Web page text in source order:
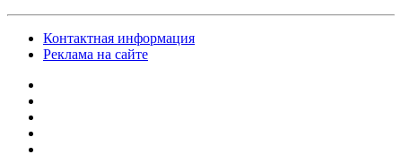
Контактная информация
Реклама на сайте